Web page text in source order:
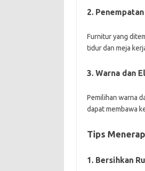
2.
Furnitur yang
tidur dan meja
3. Warna dan
Pemilihan warna
dapat membawa
Tips
1. Bersihkan